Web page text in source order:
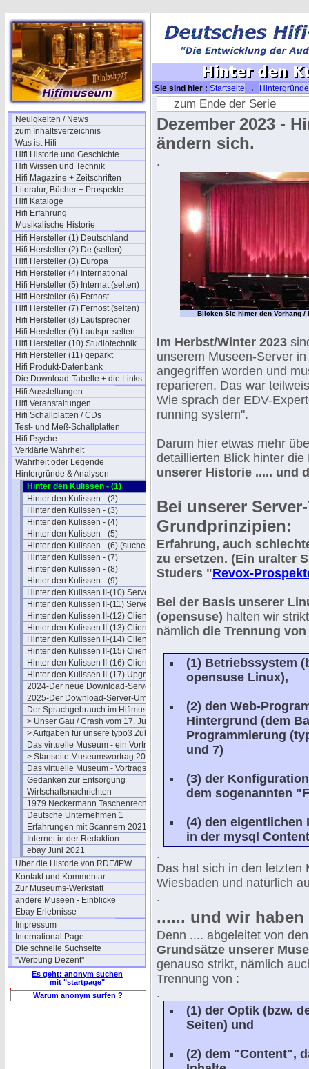
Neuigkeiten / News
zum Inhaltsverzeichnis
Was ist Hifi
Hifi Historie und Geschichte
Hifi Wissen und Technik
Hifi Magazine + Zeitschriften
Literatur, Bücher + Prospekte
Hifi Kataloge
Hifi Erfahrung
Musikalische Historie
Hifi Hersteller (1) Deutschland
Hifi Hersteller (2) De (selten)
Hifi Hersteller (3) Europa
Hifi Hersteller (4) International
Hifi Hersteller (5) Internat.(selten)
Hifi Hersteller (6) Fernost
Hifi Hersteller (7) Fernost (selten)
Hifi Hersteller (8) Lautsprecher
Hifi Hersteller (9) Lautspr. selten
Hifi Hersteller (10) Studiotechnik
Hifi Hersteller (11) geparkt
Hifi Produkt-Datenbank
Die Download-Tabelle + die Links
Hifi Ausstellungen
Hifi Veranstaltungen
Hifi Schallplatten / CDs
Test- und Meß-Schallplatten
Hifi Psyche
Verklärte Wahrheit
Wahrheit oder Legende
Hintergründe & Analysen
Hinter den Kulissen - (1)
Hinter den Kulissen - (2)
Hinter den Kulissen - (3)
Hinter den Kulissen - (4)
Hinter den Kulissen - (5)
Hinter den Kulissen - (6) (suchen)
Hinter den Kulissen - (7)
Hinter den Kulissen - (8)
Hinter den Kulissen - (9)
Hinter den Kulissen II-(10) Server
Hinter den Kulissen II-(11) Server
Hinter den Kulissen II-(12) Clients
Hinter den Kulissen II-(13) Clients
Hinter den Kulissen II-(14) Clients
Hinter den Kulissen II-(15) Clients
Hinter den Kulissen II-(16) Clients
Hinter den Kulissen II-(17) Upgrade
2024-Der neue Download-Server
2025-Der Download-Server-Umzug
Der Sprachgebrauch im Hifimuseum
> Unser Gau / Crash vom 17. Juli
> Aufgaben für unsere typo3 Zukunft
Das virtuelle Museum - ein Vortrag
> Startseite Museumsvortrag 2021
Das virtuelle Museum - Vortragstext
Gedanken zur Entsorgung
Wirtschaftsnachrichten
1979 Neckermann Taschenrechner
Deutsche Unternehmen 1
Erfahrungen mit Scannern 2021
Internet in der Redaktion
ebay Juni 2021
Über die Historie von RDE/IPW
Kontakt und Kommentar
Zur Museums-Werkstatt
andere Museen - Einblicke
Ebay Erlebnisse
Impressum
International Page
Die schnelle Suchseite
"Werbung Dezent"
Es geht: anonym suchen
mit "startpage"
Warum anonym surfen ?
Sie sind hier : Startseite →
zum Ende der Serie
Dezember 2023 -
ändern sich.
.
Blicken Sie hinter den Vorhang
Im Herbst/Winter 2023
unserem Museen-Server
angegriffen worden und
reparieren. Das war
Wie sprach der EDV-
running system".
Darum hier etwas mehr
detaillierten Blick hinter
unserer Historie ..... und
Bei unserer
Grundprinzipien:
Erfahrung, auch
zu ersetzen. (Ein uralter
Studers "Revox-
Bei der Basis unserer
(opensuse) halten wir
nämlich die Trennung von
(1) Betriebssystem
opensuse Linux),
(2) den Web-
Hintergrund (dem
Programmierung
und 7)
(3) der
dem sogenannten
(4) den eigentlichen
in der mysql
.
Das hat sich in den letzten
Wiesbaden und natürlich
.
...... und wir
Denn .... abgeleitet von
Grundsätze unserer
genauso strikt, nämlich
Trennung von :
.
(1) der Optik (bzw.
Seiten) und
(2) dem "Content",